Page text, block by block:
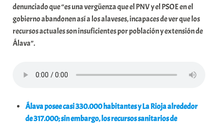
n
i
t
a
denunciado que “es una vergüenza que el PNV y el PSOE en el
gobierno abandonen así a los alaveses, incapaces de ver que los
recursos actuales son insuficientes por población y extensión de
Álava”.
Álava posee casi 330.000 habitantes y La Rioja alrededor
de 317.000; sin embargo, los recursos sanitarios de